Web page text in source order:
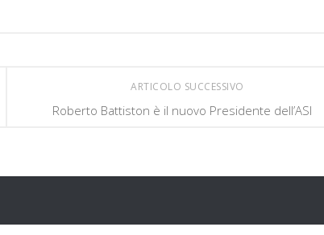
ARTICOLO SUCCESSIVO
Roberto Battiston è il nuovo Presidente dell’ASI